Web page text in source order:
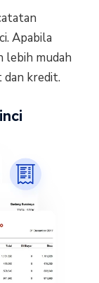
Apabila
lebih mudah
kredit.